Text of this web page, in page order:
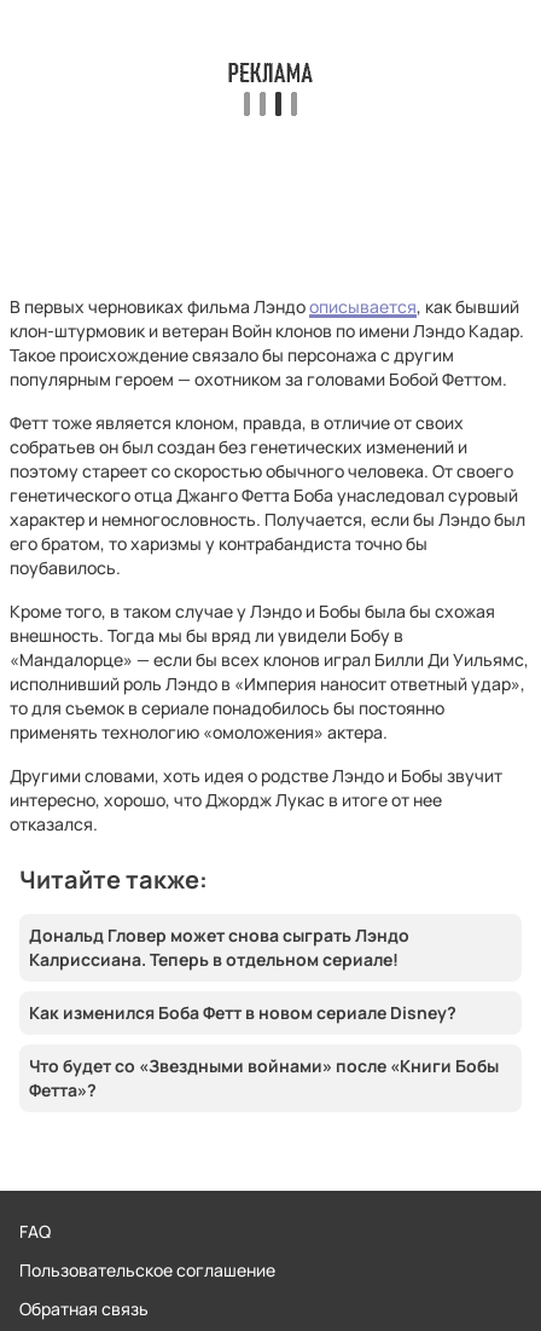
В первых черновиках фильма Лэндоописывается, как бывший
клон-штурмовик и ветеран Войн клонов по имени Лэндо Кадар.
Такое происхождение связало бы персонажа с другим
популярным героем — охотником за головами Бобой Феттом.
Фетт тоже является клоном, правда, в отличие от своих
собратьев он был создан без генетических изменений и
поэтому стареет со скоростью обычного человека. От своего
генетического отца Джанго Фетта Боба унаследовал суровый
характер и немногословность. Получается, если бы Лэндо был
его братом, то харизмы у контрабандиста точно бы
поубавилось.
Кроме того, в таком случае у Лэндо и Бобы была бы схожая
внешность. Тогда мы бы вряд ли увидели Бобу в
«Мандалорце» — если бы всех клонов играл Билли Ди Уильямс,
исполнивший роль Лэндо в «Империя наносит ответный удар»,
то для съемок в сериале понадобилось бы постоянно
применять технологию «омоложения» актера.
Другими словами, хоть идея о родстве Лэндо и Бобы звучит
интересно, хорошо, что Джордж Лукас в итоге от нее
отказался.
Читайте также:
Дональд Гловер может снова сыграть Лэндо
Калриссиана. Теперь в отдельном сериале!
Как изменился Боба Фетт в новом сериале Disney?
Что будет со «Звездными войнами» после «Книги Бобы
Фетта»?
FAQ
Пользовательское соглашение
Обратная связь